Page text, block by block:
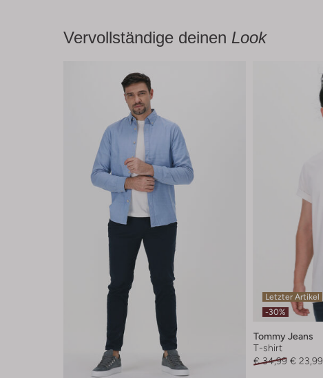
Vervollständige deinen Look
Letzter Artikel
-30%
Tommy Jeans
T-shirt
€ 34,99 € 23,99